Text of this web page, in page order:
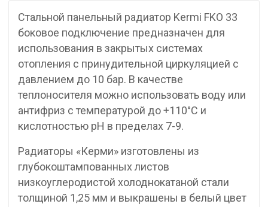
Стальной панельный радиатор Kermi FKO 33
боковое подключение предназначен для
использования в закрытых системах
отопления с принудительной циркуляцией с
давлением до 10 бар. В качестве
теплоносителя можно использовать воду или
антифриз с температурой до +110°C и
кислотностью pH в пределах 7-9.
Радиаторы «Керми» изготовлены из
глубокоштампованных листов
низкоуглеродистой холоднокатаной стали
толщиной 1,25 мм и выкрашены в белый цвет